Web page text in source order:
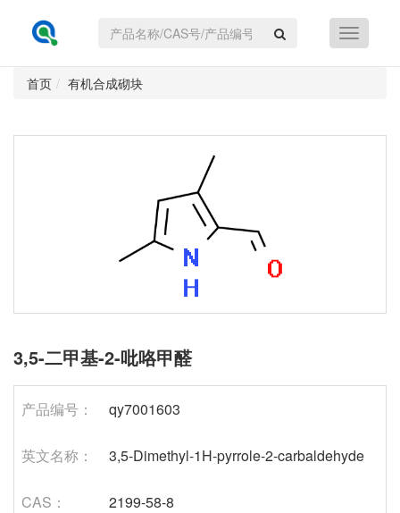
首页 有机合成砌块
3,5-二甲基-2-吡咯甲醛
产品编号： qy7001603
英文名称： 3,5-Dimethyl-1H-pyrrole-2-carbaldehyde
CAS： 2199-58-8